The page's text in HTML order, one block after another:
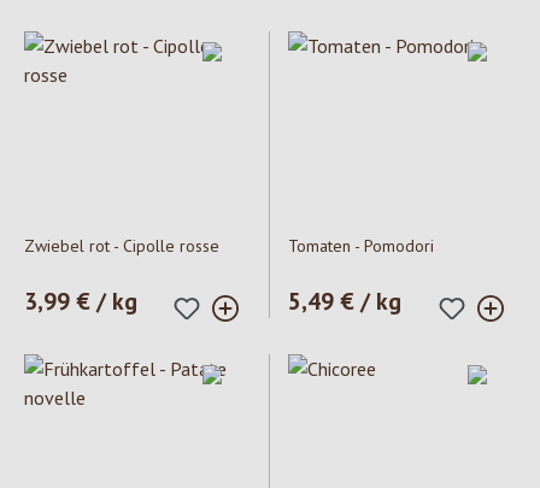
Zwiebel rot - Cipolle rosse
Prezzo normale:
3,99 € / kg
Tomaten - Pomodori
Prezzo normale:
5,49 € / kg